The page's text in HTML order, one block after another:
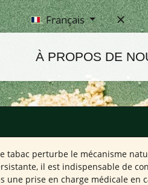
Français
À PROPOS DE
perturbe le mécanisme
il est indispensable de
prise en charge médicale en